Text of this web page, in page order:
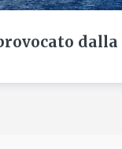
dalla